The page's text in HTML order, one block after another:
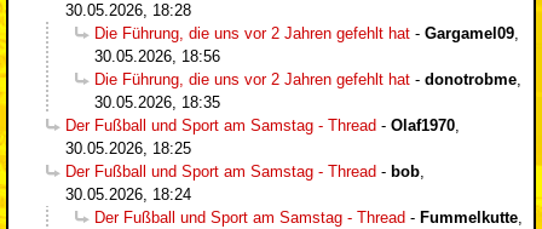
30.05.2026, 18:28
Die Führung, die uns vor 2 Jahren gefehlt hat - Gargamel09,
30.05.2026, 18:56
Die Führung, die uns vor 2 Jahren gefehlt hat - donotrobme,
30.05.2026, 18:35
Der Fußball und Sport am Samstag - Thread - Olaf1970,
30.05.2026, 18:25
Der Fußball und Sport am Samstag - Thread - bob,
30.05.2026, 18:24
Der Fußball und Sport am Samstag - Thread - Fummelkutte,